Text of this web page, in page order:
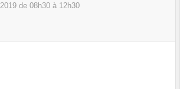
2019 de 08h30 à 12h30